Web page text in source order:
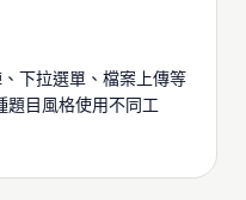
下拉選單、檔案上傳等
目風格使用不同工